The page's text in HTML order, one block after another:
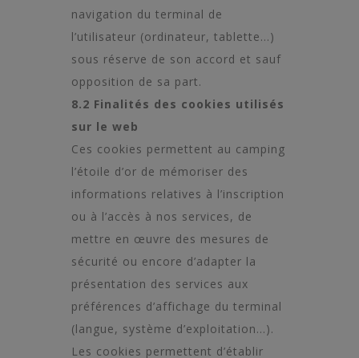
navigation du terminal de
l’utilisateur (ordinateur, tablette…)
sous réserve de son accord et sauf
opposition de sa part.
8.2 Finalités des cookies utilisés
sur le web
Ces cookies permettent au camping
l’étoile d’or de mémoriser des
informations relatives à l’inscription
ou à l’accès à nos services, de
mettre en œuvre des mesures de
sécurité ou encore d’adapter la
présentation des services aux
préférences d’affichage du terminal
(langue, système d’exploitation…).
Les cookies permettent d’établir